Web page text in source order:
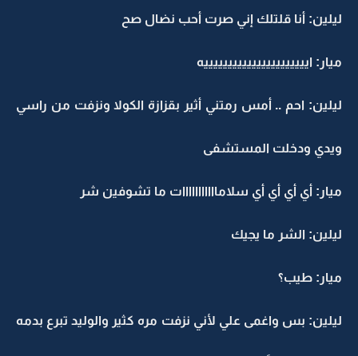
ليلين: أنا قلتلك إني صرت أحب نضال صح
ميار: اييييييييييييييييييييييه
ليلين: احم .. أمس رمتني أثير بقزازة الكولا ونزفت من راسي
ويدي ودخلت المستشفى
ميار: أي أي أي أي سلامااااااااااات ما تشوفين شر
ليلين: الشر ما يجيك
ميار: طيب؟
ليلين: بس واغمى علي لأني نزفت مره كثير والوليد تبرع بدمه